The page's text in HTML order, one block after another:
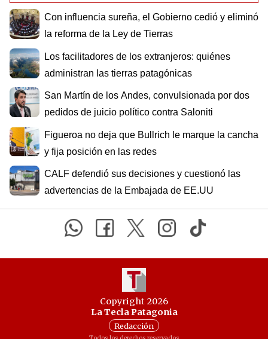
Con influencia sureña, el Gobierno cedió y eliminó
la reforma de la Ley de Tierras
Los facilitadores de los extranjeros: quiénes
administran las tierras patagónicas
San Martín de los Andes, convulsionada por dos
pedidos de juicio político contra Saloniti
Figueroa no deja que Bullrich le marque la cancha
y fija posición en las redes
CALF defendió sus decisiones y cuestionó las
advertencias de la Embajada de EE.UU
Copyright 2026
La Tecla Patagonia
Redacción